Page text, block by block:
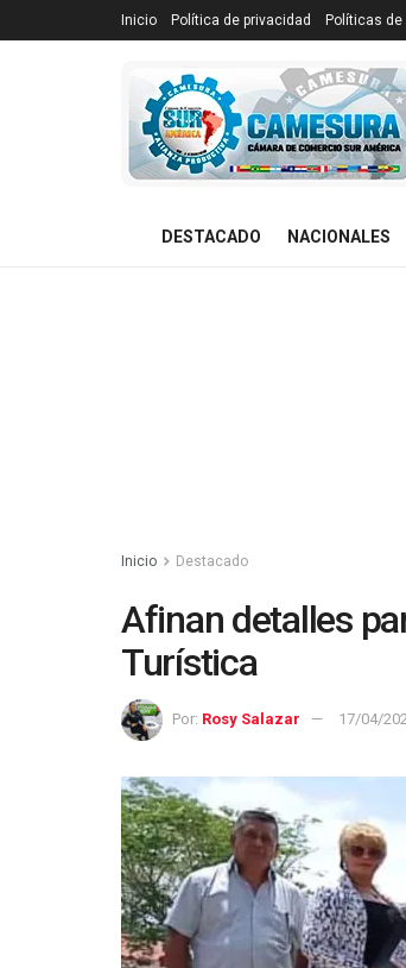
Inicio Política de privacidad Políticas de
DESTACADO NACIONALES
Inicio Destacado
Afinan detalles
Turística
Por: Rosy Salazar 17/04/